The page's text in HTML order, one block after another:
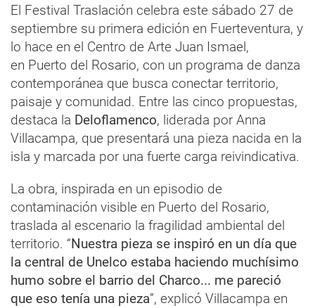
El Festival Traslación celebra este sábado 27 de
septiembre su primera edición en Fuerteventura, y
lo hace en el Centro de Arte Juan Ismael,
en Puerto del Rosario, con un programa de danza
contemporánea que busca conectar territorio,
paisaje y comunidad. Entre las cinco propuestas,
destaca la Deloflamenco, liderada por Anna
Villacampa, que presentará una pieza nacida en la
isla y marcada por una fuerte carga reivindicativa.
La obra, inspirada en un episodio de
contaminación visible en Puerto del Rosario,
traslada al escenario la fragilidad ambiental del
territorio. “Nuestra pieza se inspiró en un día que
la central de Unelco estaba haciendo muchísimo
humo sobre el barrio del Charco... me pareció
que eso tenía una pieza”, explicó Villacampa en